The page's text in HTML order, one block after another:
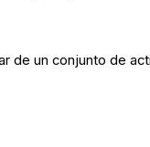
de un conjunto de